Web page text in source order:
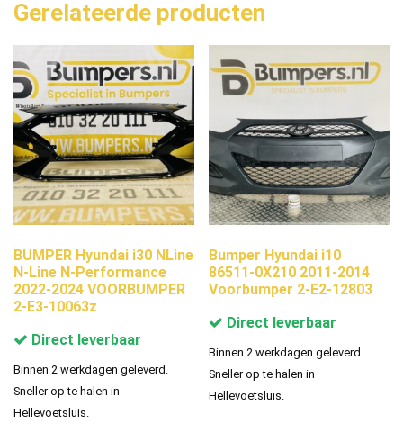
Gerelateerde producten
BUMPER Hyundai i30 NLine
N-Line N-Performance
2022-2024 VOORBUMPER
2-E3-10063z
Direct leverbaar
Binnen 2 werkdagen geleverd.
Sneller op te halen in
Hellevoetsluis.
Bumper Hyundai i10
86511-0X210 2011-2014
Voorbumper 2-E2-12803
Direct leverbaar
Binnen 2 werkdagen geleverd.
Sneller op te halen in
Hellevoetsluis.